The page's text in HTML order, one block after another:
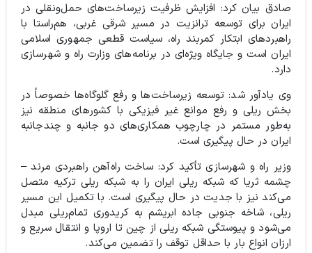
صادق بیان کرد: افزایش ظرفیت زیرساخت‌های حمل‌ونقلی در
ایران برای توسعه ترانزیت در مسیر شرقی غربی، هم‌راستا با
راهبردهای ابتکار کمربند راه، سیاست قطعی جمهوری اسلامی
ایران است و جایگاه ویژه‌ای در برنامه‌های وزارت راه و شهرسازی
دارد.
وی یادآور شد: توسعه زیرساخت‌ها و رفع گلوگاه‌ها خصوصاً در
بخش ریلی و رفع موانع غیر فیزیکی با کشورهای منطقه نیز
به‌طور مستمر در چارچوب همکاری‌های دو جانبه و چندجانبه
ایران در حال پیگیری است.
وزیر راه و شهرسازی تأکید کرد: ساخت راه‌آهن راهبردی مرند –
چشمه ثریا که شبکه ریلی ایران را به شبکه ریلی ترکیه متصل
می‌کند نیز با جدیت در حال پیگیری است. با تکمیل این مسیر
ریلی، شاخه جنوبی جاده ابریشم به کریدوری تمام‌ریلی مبدل
می‌شود و پیوستگی شبکه ریلی از چین تا اروپا و انتقال سریع و
ارزان انواع بار با حداقل توقف را تضمین می‌کند.